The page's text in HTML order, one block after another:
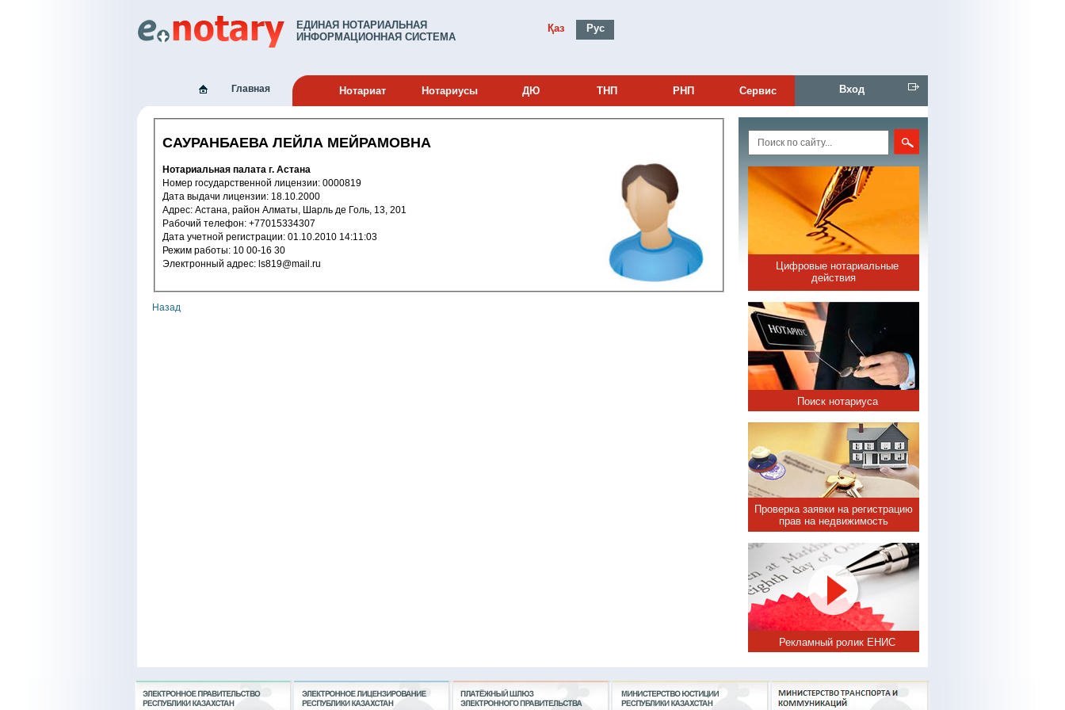
ЕДИНАЯ НОТАРИАЛЬНАЯ
ИНФОРМАЦИОННАЯ СИСТЕМА
Қаз Рус
Главная Нотариат Нотариусы ДЮ ТНП РНП Сервис Вход
САУРАНБАЕВА ЛЕЙЛА МЕЙРАМОВНА
Нотариальная палата г. Астана
Номер государственной лицензии: 0000819
Дата выдачи лицензии: 18.10.2000
Адрес: Астана, район Алматы, Шарль де Голь, 13, 201
Рабочий телефон: +77015334307
Дата учетной регистрации: 01.10.2010 14:11:03
Режим работы: 10 00-16 30
Электронный адрес: ls819@mail.ru
Назад
Цифровые нотариальные
действия
Поиск нотариуса
Проверка заявки на регистрацию
прав на недвижимость
Рекламный ролик ЕНИС